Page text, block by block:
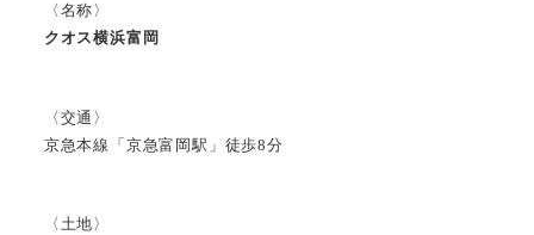
〈名称〉
クオス横浜富岡
〈交通〉
京急本線「京急富岡駅」徒歩8分
〈土地〉